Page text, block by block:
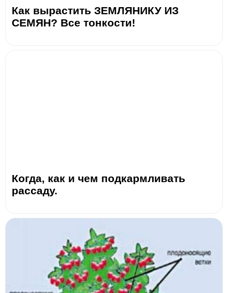
Как вырастить ЗЕМЛЯНИКУ ИЗ
СЕМЯН? Все тонкости!
Когда, как и чем подкармливать
рассаду.